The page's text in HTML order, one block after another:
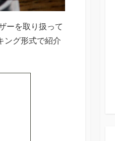
ーを取り扱って
ング形式で紹介